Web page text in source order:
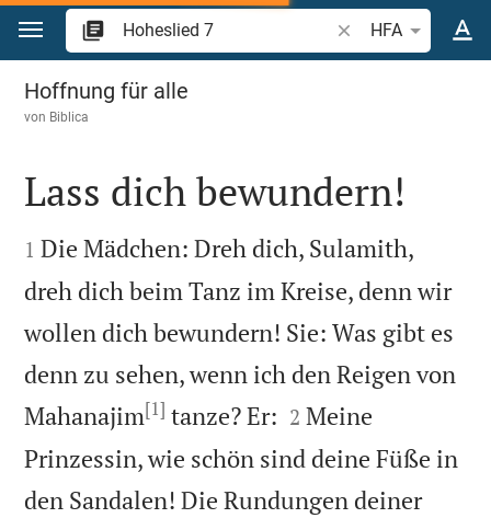
Zum Inhalt springen
Bibelstelle oder
HFA
Hoheslied 7
Hoffnung für alle
von Biblica

Lass dich bewundern!

1 Die Mädchen: Dreh dich, Sulamith,
dreh dich beim Tanz im Kreise, denn wir
wollen dich bewundern! Sie: Was gibt es
denn zu sehen, wenn ich den Reigen von
Mahanajim[1] tanze? Er: 

2 Meine
Prinzessin, wie schön sind deine Füße in
den Sandalen! Die Rundungen deiner